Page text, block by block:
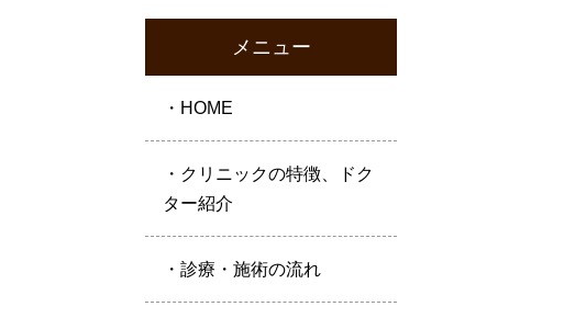
メニュー
・HOME
・クリニックの特徴、ドク
ター紹介
・診療・施術の流れ